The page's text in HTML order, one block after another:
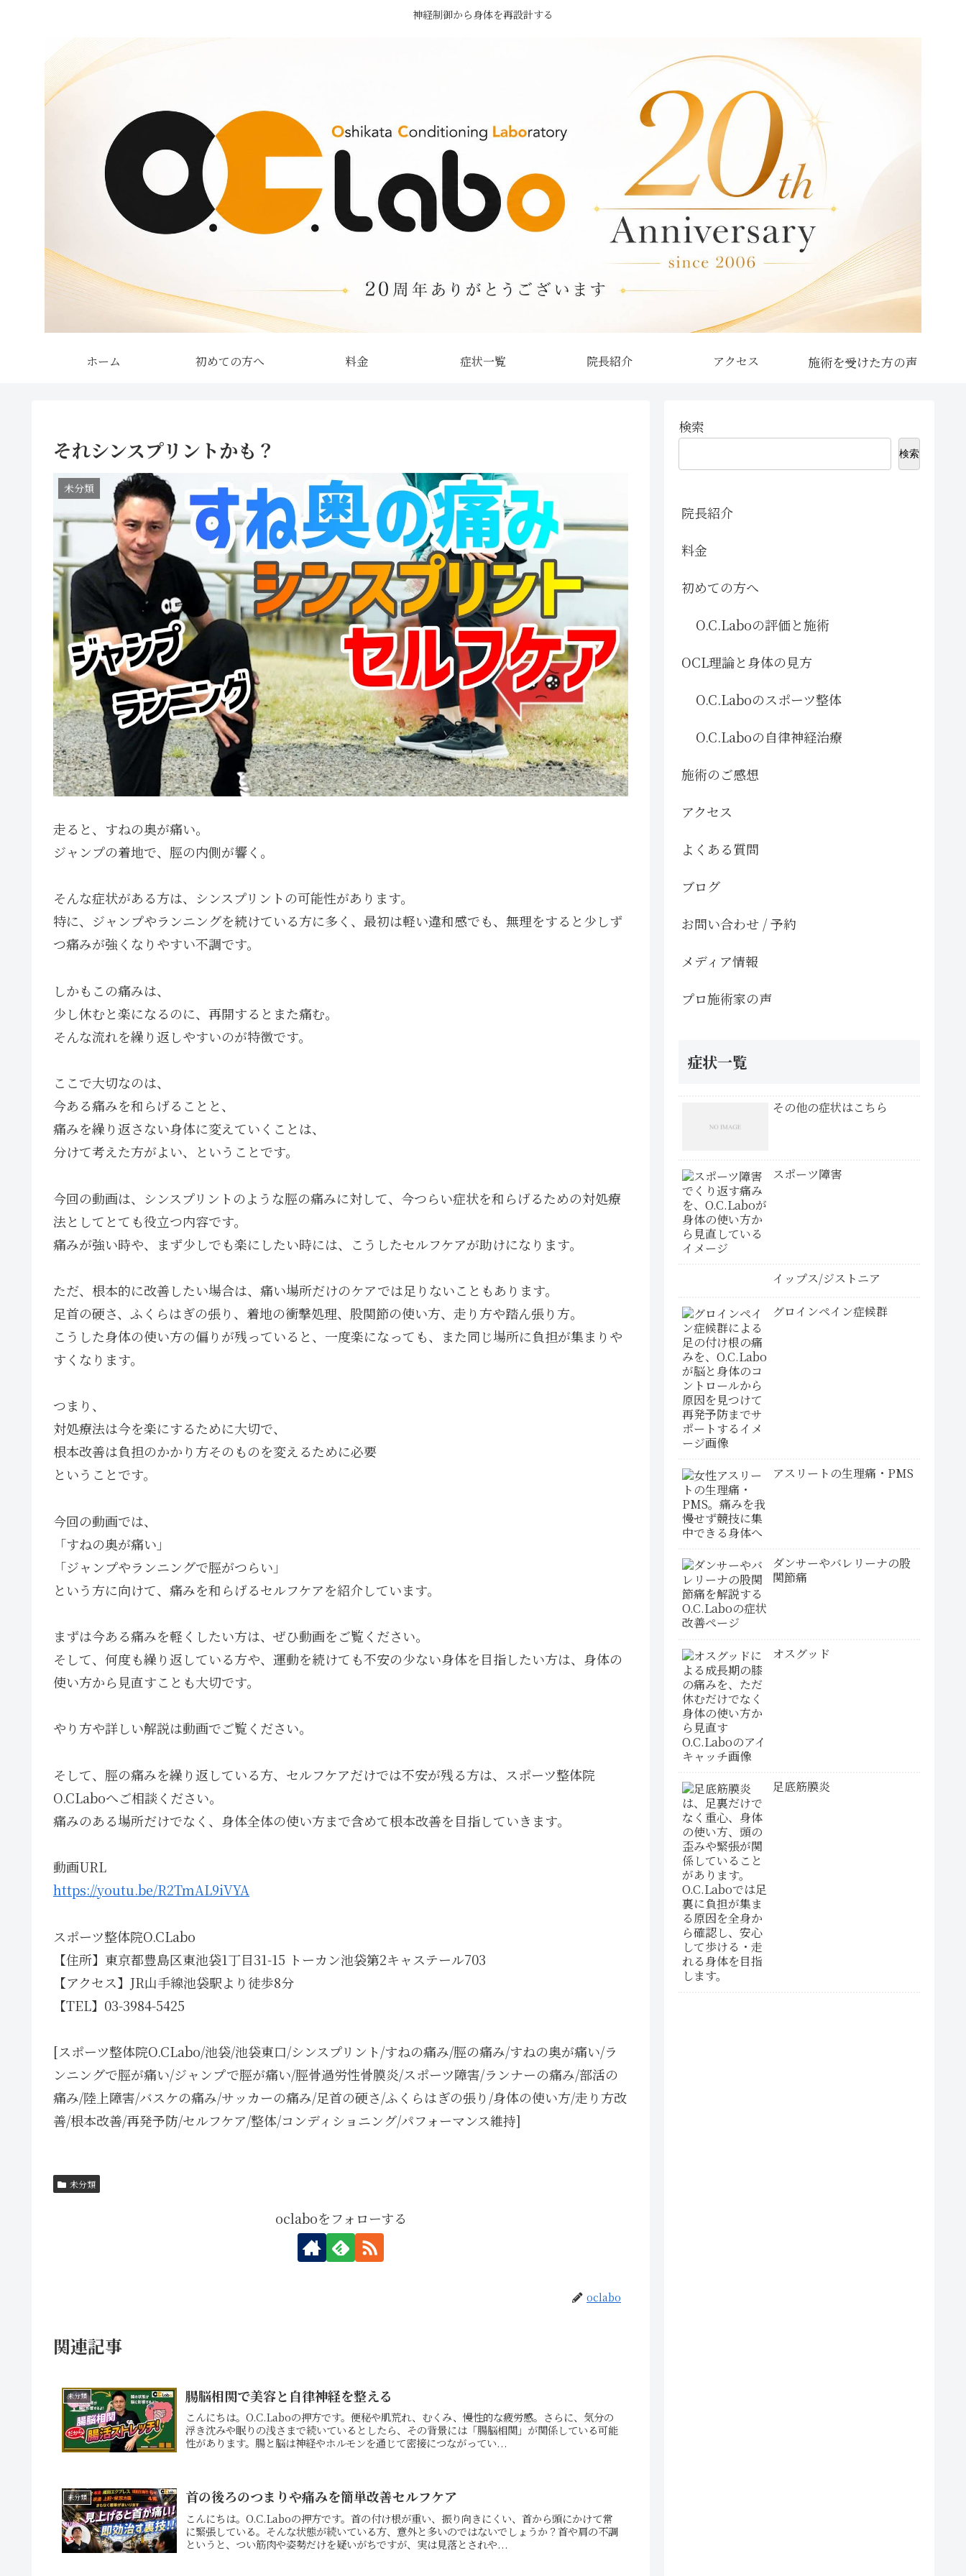
神経制御から身体を再設計する
ホーム 初めての方へ 料金 症状一覧 院長紹介 アクセス
それシンスプリントかも？
未分類
走ると、すねの奥が痛い。
ジャンプの着地で、脛の内側が響く。
そんな症状がある方は、シンスプリントの可能性があります。
特に、ジャンプやランニングを続けている方に多く、最初は軽い違和感でも、無理をすると少しず
つ痛みが強くなりやすい不調です。
しかもこの痛みは、
少し休むと楽になるのに、再開するとまた痛む。
そんな流れを繰り返しやすいのが特徴です。
ここで大切なのは、
今ある痛みを和らげることと、
痛みを繰り返さない身体に変えていくことは、
分けて考えた方がよい、ということです。
今回の動画は、シンスプリントのような脛の痛みに対して、今つらい症状を和らげるための対処療
法としてとても役立つ内容です。
痛みが強い時や、まず少しでも楽にしたい時には、こうしたセルフケアが助けになります。
ただ、根本的に改善したい場合は、痛い場所だけのケアでは足りないこともあります。
足首の硬さ、ふくらはぎの張り、着地の衝撃処理、股関節の使い方、走り方や踏ん張り方。
こうした身体の使い方の偏りが残っていると、一度楽になっても、また同じ場所に負担が集まりや
すくなります。
つまり、
対処療法は今を楽にするために大切で、
根本改善は負担のかかり方そのものを変えるために必要
ということです。
今回の動画では、
「すねの奥が痛い」
「ジャンプやランニングで脛がつらい」
という方に向けて、痛みを和らげるセルフケアを紹介しています。
まずは今ある痛みを軽くしたい方は、ぜひ動画をご覧ください。
そして、何度も繰り返している方や、運動を続けても不安の少ない身体を目指したい方は、身体の
使い方から見直すことも大切です。
やり方や詳しい解説は動画でご覧ください。
そして、脛の痛みを繰り返している方、セルフケアだけでは不安が残る方は、スポーツ整体院
O.CLaboへご相談ください。
痛みのある場所だけでなく、身体全体の使い方まで含めて根本改善を目指していきます。
動画URL
https://youtu.be/R2TmAL9iVYA
スポーツ整体院O.CLabo
【住所】東京都豊島区東池袋1丁目31-15 トーカン池袋第2キャステール703
【アクセス】JR山手線池袋駅より徒歩8分
【TEL】03-3984-5425
[スポーツ整体院O.CLabo/池袋/池袋東口/シンスプリント/すねの痛み/脛の痛み/すねの奥が痛い/ラ
ンニングで脛が痛い/ジャンプで脛が痛い/脛骨過労性骨膜炎/スポーツ障害/ランナーの痛み/部活の
痛み/陸上障害/バスケの痛み/サッカーの痛み/足首の硬さ/ふくらはぎの張り/身体の使い方/走り方改
善/根本改善/再発予防/セルフケア/整体/コンディショニング/パフォーマンス維持]
未分類
oclaboをフォローする
oclabo
関連記事
未分類 腸脳相関で美容と自律神経を整える
こんにちは。O.C.Laboの押方です。便秘や肌荒れ、むくみ、慢性的な疲労感。さらに、気分の
浮き沈みや眠りの浅さまで続いているとしたら、その背景には「腸脳相関」が関係している可能
性があります。腸と脳は神経やホルモンを通じて密接につながってい...
未分類 首の後ろのつまりや痛みを簡単改善セルフケア
こんにちは。O.C.Laboの押方です。首の付け根が重い、振り向きにくい、首から頭にかけて常
に緊張している。そんな状態が続いている方、意外と多いのではないでしょうか？首や肩の不調
というと、つい筋肉や姿勢だけを疑いがちですが、実は見落とされや...
検索
検索
院長紹介
料金
初めての方へ
O.C.Laboの評価と施術
OCL理論と身体の見方
O.C.Laboのスポーツ整体
O.C.Laboの自律神経治療
施術のご感想
アクセス
よくある質問
ブログ
お問い合わせ / 予約
メディア情報
プロ施術家の声
症状一覧
その他の症状はこちら
スポーツ障害
イップス/ジストニア
グロインペイン症候群
アスリートの生理痛・PMS
ダンサーやバレリーナの股
関節痛
オスグッド
足底筋膜炎